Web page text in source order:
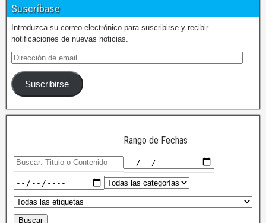
Suscríbase
Introduzca su correo electrónico para suscribirse y recibir
notificaciones de nuevas noticias.
Suscribirse
Rango de Fechas